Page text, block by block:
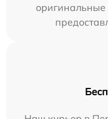
оригинальные